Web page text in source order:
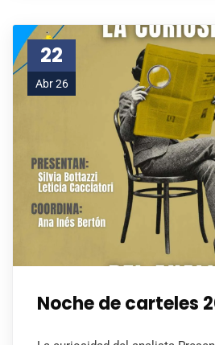
22
Abr 26
Noche de carteles